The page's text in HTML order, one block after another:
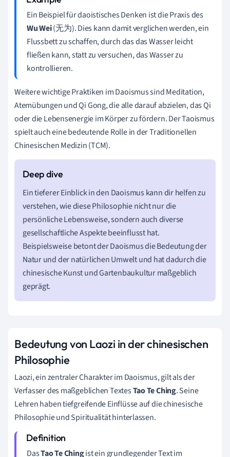
Ein Beispiel für daoistisches Denken ist die Praxis des
Wu Wei(无为). Dies kann damit verglichen werden, ein
Flussbett zu schaffen, durch das das Wasser leicht
fließen kann, statt zu versuchen, das Wasser zu
kontrollieren.
Weitere wichtige Praktiken im Daoismus sind Meditation,
Atemübungen und Qi Gong, die alle darauf abzielen, das Qi
oder die Lebensenergie im Körper zu fördern. Der Taoismus
spielt auch eine bedeutende Rolle in der Traditionellen
Chinesischen Medizin (TCM).
Ein tieferer Einblick in den Daoismus kann dir helfen zu
verstehen, wie diese Philosophie nicht nur die
persönliche Lebensweise, sondern auch diverse
gesellschaftliche Aspekte beeinflusst hat.
Beispielsweise betont der Daoismus die Bedeutung der
Natur und der natürlichen Umwelt und hat dadurch die
chinesische Kunst und Gartenbaukultur maßgeblich
geprägt.
Bedeutung von Laozi in der chinesischen
Philosophie
Laozi, ein zentraler Charakter im Daoismus, gilt als der
Verfasser des maßgeblichen TextesTao Te Ching. Seine
Lehren haben tiefgreifende Einflüsse auf die chinesische
Philosophie und Spiritualität hinterlassen.
DasTao Te Chingist ein grundlegender Text im